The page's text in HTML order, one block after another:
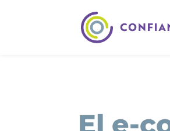
El e-